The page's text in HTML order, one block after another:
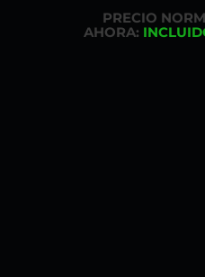
PRECIO
AHORA: